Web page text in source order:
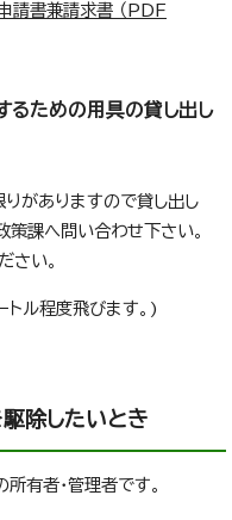
請書兼請求書 （PDF
るための用具の貸し出し
がありますので貸し出し
課へ問い合わせ下さい。
さい。
ル程度飛びます。)
除したいとき
有者・管理者です。